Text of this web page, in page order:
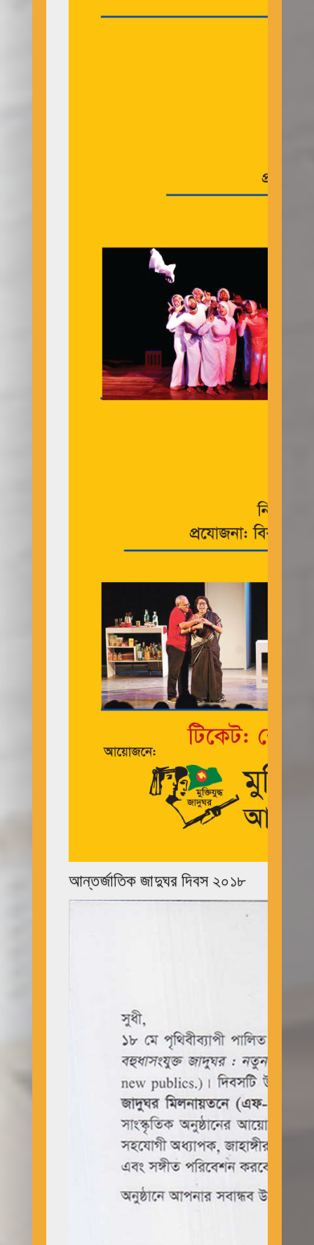
আন্তর্জাতিক জাদুঘর দিবস ২০১৮